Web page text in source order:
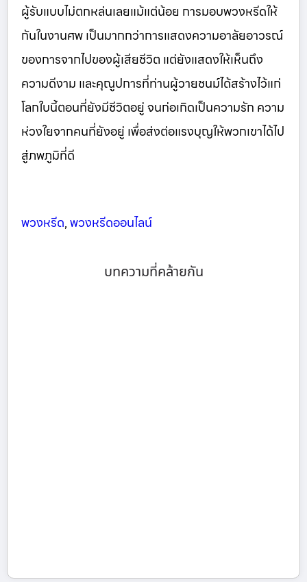
ผู้รับแบบไม่ตกหล่นเลยแม้แต่น้อย การมอบพวงหรีดให้
กันในงานศพ เป็นมากกว่าการแสดงความอาลัยอาวรณ์
ของการจากไปของผู้เสียชีวิต แต่ยังแสดงให้เห็นถึง
ความดีงาม และคุณูปการที่ท่านผู้วายชนม์ได้สร้างไว้แก่
โลกใบนี้ตอนที่ยังมีชีวิตอยู่ จนก่อเกิดเป็นความรัก ความ
ห่วงใยจากคนที่ยังอยู่ เพื่อส่งต่อแรงบุญให้พวกเขาได้ไป
สู่ภพภูมิที่ดี
พวงหรีด,พวงหรีดออนไลน์
บทความที่คล้ายกัน